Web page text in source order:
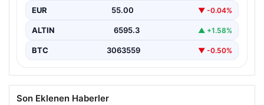
EUR 55.00 ▼ -0.04%
ALTIN 6595.3 ▲ +1.58%
BTC 3063559 ▼ -0.50%
Son Eklenen Haberler